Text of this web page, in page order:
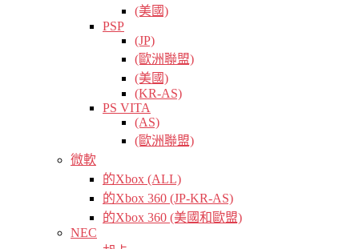
(美國)
PSP
(JP)
(歐洲聯盟)
(美國)
(KR-AS)
PS VITA
(AS)
(歐洲聯盟)
微軟
的Xbox (ALL)
的Xbox 360 (JP-KR-AS)
的Xbox 360 (美國和歐盟)
NEC